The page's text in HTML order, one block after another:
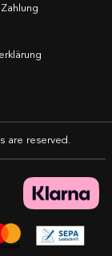
are reserved.